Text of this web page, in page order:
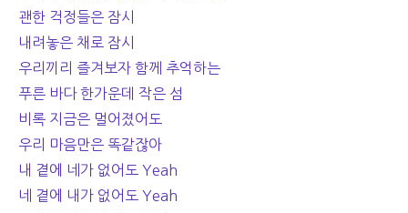
괜한 걱정들은 잠시
내려놓은 채로 잠시
우리끼리 즐겨보자 함께 추억하는
푸른 바다 한가운데 작은 섬
비록 지금은 멀어졌어도
우리 마음만은 똑같잖아
내 곁에 네가 없어도 Yeah
네 곁에 내가 없어도 Yeah